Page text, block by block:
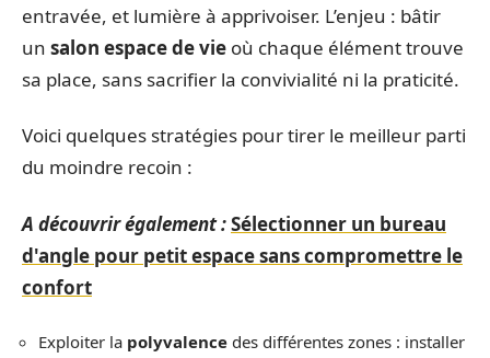
entravée, et lumière à apprivoiser. L’enjeu : bâtir
un salon espace de vie où chaque élément trouve
sa place, sans sacrifier la convivialité ni la praticité.
Voici quelques stratégies pour tirer le meilleur parti
du moindre recoin :
A découvrir également :Sélectionner un bureau
d'angle pour petit espace sans compromettre le
confort
Exploiter la polyvalence des différentes zones : installer